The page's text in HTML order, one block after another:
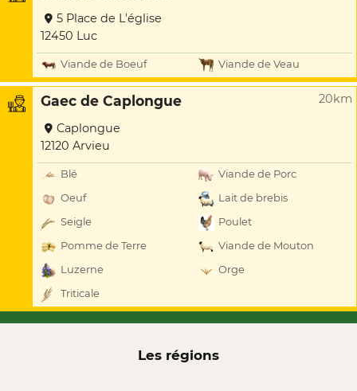
5 Place de L'église
12450 Luc
Viande de Boeuf Viande de Veau
Gaec de Caplongue 20km
Caplongue
12120 Arvieu
Blé
Viande de Porc
Oeuf
Lait de brebis
Seigle
Poulet
Pomme de Terre
Viande de Mouton
Luzerne
Orge
Triticale
Les régions